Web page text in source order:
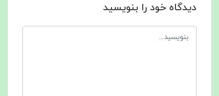
دیدگاه خود را بنویسید